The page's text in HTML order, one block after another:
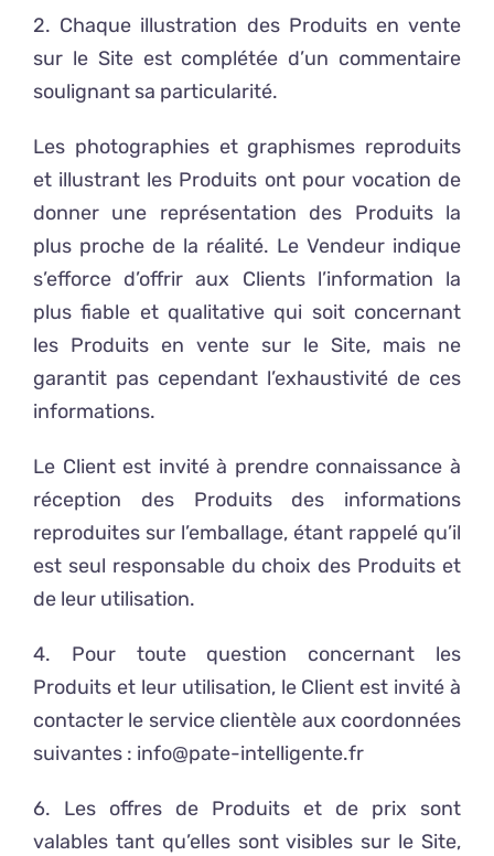
2. Chaque illustration des Produits en vente
sur le Site est complétée d’un commentaire
soulignant sa particularité.
Les photographies et graphismes reproduits
et illustrant les Produits ont pour vocation de
donner une représentation des Produits la
plus proche de la réalité. Le Vendeur indique
s’efforce d’offrir aux Clients l’information la
plus fiable et qualitative qui soit concernant
les Produits en vente sur le Site, mais ne
garantit pas cependant l’exhaustivité de ces
informations.
Le Client est invité à prendre connaissance à
réception des Produits des informations
reproduites sur l’emballage, étant rappelé qu’il
est seul responsable du choix des Produits et
de leur utilisation.
4. Pour toute question concernant les
Produits et leur utilisation, le Client est invité à
contacter le service clientèle aux coordonnées
suivantes : info@pate-intelligente.fr
6. Les offres de Produits et de prix sont
valables tant qu’elles sont visibles sur le Site,